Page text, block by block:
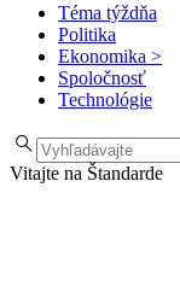
Téma týždňa
Politika
Ekonomika >
Spoločnosť
Technológie
Vitajte na Štandarde